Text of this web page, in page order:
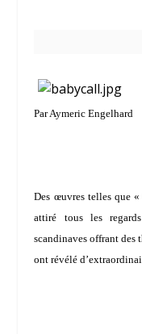
Par Aymeric Engelhard
Des œuvres telles que
attiré tous les
scandinaves offrant des
ont révélé